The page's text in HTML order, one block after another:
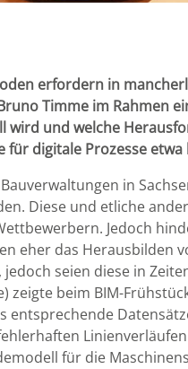
erfordern in
Timme im Rahmen
wird und welche
für digitale Prozesse
in
Diese und etliche
Jedoch
eher das Herausbilden
seien diese in
zeigte beim BIM-
entsprechende
für die